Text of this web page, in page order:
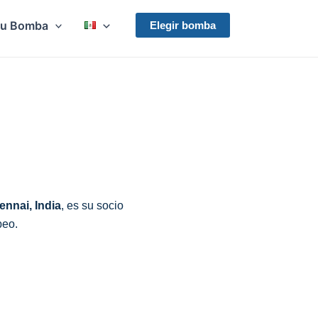
Bomba Elegir bomba
India, es su socio